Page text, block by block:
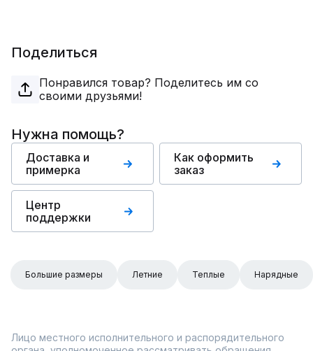
Поделиться
Понравился товар? Поделитесь им со
своими друзьями!
Нужна помощь?
Доставка и
примерка
Как оформить
заказ
Центр
поддержки
Большие размеры Летние Теплые Нарядные
Лицо местного исполнительного и распорядительного